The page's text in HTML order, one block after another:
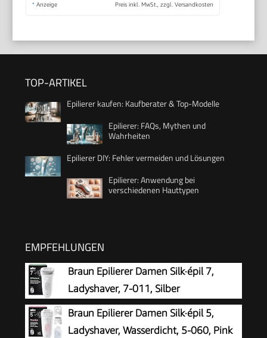
* Anzeige Preis inkl. MwSt., zzgl. Versandkosten
TOP-ARTIKEL
Epilierer kaufen: Kaufberater & Top-Modelle
Epilierer: FAQs, Mythen und
Wahrheiten
Epilierer DIY: Fehler vermeiden und Lösungen
Epilierer: Anwendung bei
verschiedenen Hauttypen
EMPFEHLUNGEN
Braun Epilierer Damen Silk·épil 7,
Ladyshaver, 7-011, Silber
Braun Epilierer Damen Silk·épil 5,
Ladyshaver, Wasserdicht, 5-060, Pink